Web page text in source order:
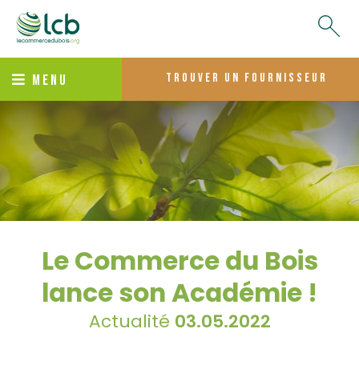
MENU trouver un fournisseur
Le Commerce du Bois
lance son Académie !
Actualité 03.05.2022